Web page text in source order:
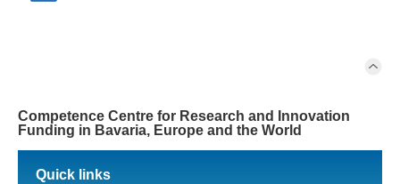
Competence Centre for Research and Innovation
Funding in Bavaria, Europe and the World
Quick links